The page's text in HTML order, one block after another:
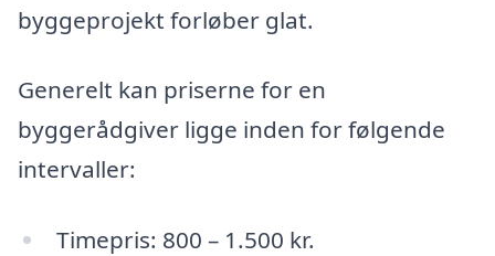
byggeprojekt forløber glat.
Generelt kan priserne for en
byggerådgiver ligge inden for følgende
intervaller:
Timepris: 800 – 1.500 kr.